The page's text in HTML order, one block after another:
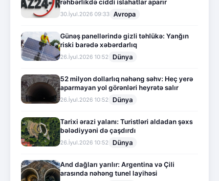
rəhbərlikdə ciddi islahatlar aparır
30.İyul.2026 09:33 Avropa
Günəş panellərində gizli təhlükə: Yanğın
riski barədə xəbərdarlıq
26.İyul.2026 10:52 Dünya
52 milyon dollarlıq nəhəng səhv: Heç yerə
aparmayan yol görənləri heyrətə salır
26.İyul.2026 10:52 Dünya
Tarixi ərazi yalanı: Turistləri aldadan şəxs
bələdiyyəni də çaşdırdı
26.İyul.2026 10:52 Dünya
And dağları yarılır: Argentina və Çili
arasında nəhəng tunel layihəsi